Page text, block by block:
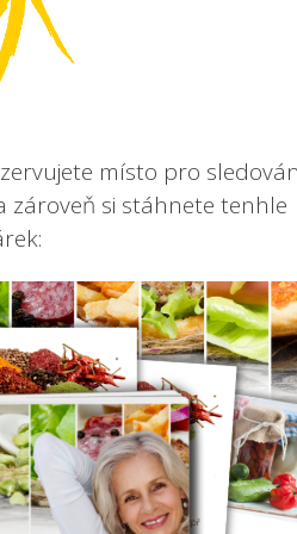
místo pro
zároveň si stáhnete tenhle